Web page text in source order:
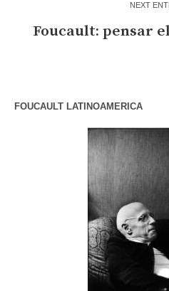
NEXT
Foucault: pensar
FOUCAULT LATINOAMERICA